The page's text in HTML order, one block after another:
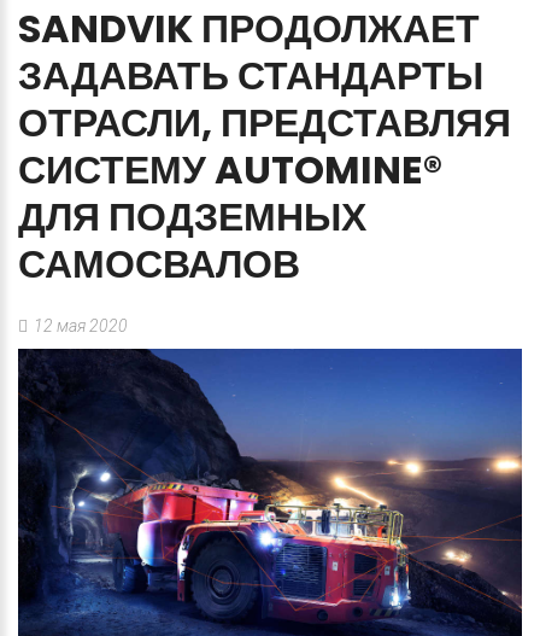
SANDVIK ПРОДОЛЖАЕТ
ЗАДАВАТЬ СТАНДАРТЫ
ОТРАСЛИ, ПРЕДСТАВЛЯЯ
СИСТЕМУAUTOMINE®
ДЛЯ ПОДЗЕМНЫХ
САМОСВАЛОВ
12 мая 2020